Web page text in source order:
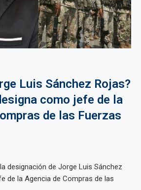
Luis Sánchez Rojas?
como jefe de la
de las Fuerzas
designación de Jorge Luis Sánchez
de la Agencia de Compras de las